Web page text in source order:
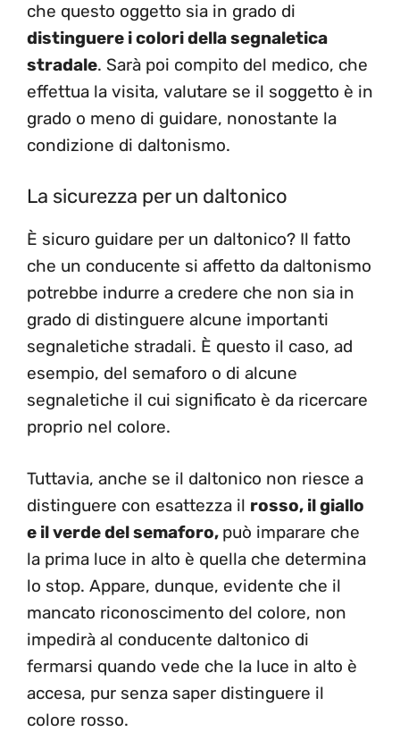
che questo oggetto sia in grado di
distinguere i colori della segnaletica
stradale. Sarà poi compito del medico, che
effettua la visita, valutare se il soggetto è in
grado o meno di guidare, nonostante la
condizione di daltonismo.
La sicurezza per un daltonico
È sicuro guidare per un daltonico? Il fatto
che un conducente si affetto da daltonismo
potrebbe indurre a credere che non sia in
grado di distinguere alcune importanti
segnaletiche stradali. È questo il caso, ad
esempio, del semaforo o di alcune
segnaletiche il cui significato è da ricercare
proprio nel colore.
Tuttavia, anche se il daltonico non riesce a
distinguere con esattezza il rosso, il giallo
e il verde del semaforo, può imparare che
la prima luce in alto è quella che determina
lo stop. Appare, dunque, evidente che il
mancato riconoscimento del colore, non
impedirà al conducente daltonico di
fermarsi quando vede che la luce in alto è
accesa, pur senza saper distinguere il
colore rosso.